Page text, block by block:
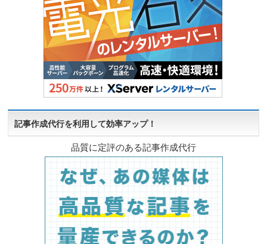
記事作成代行を利用して効率アップ！
品質に定評のある記事作成代行